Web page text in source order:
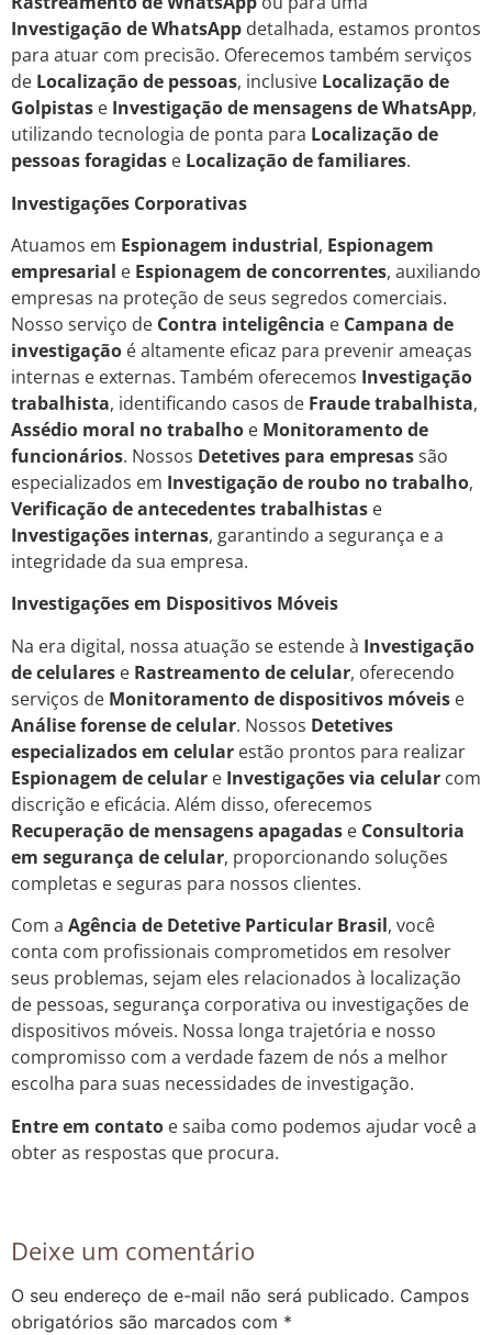
Investigação de WhatsApp detalhada, estamos prontos
para atuar com precisão. Oferecemos também serviços
de Localização de pessoas, inclusive Localização de
Golpistas e Investigação de mensagens de WhatsApp,
utilizando tecnologia de ponta para Localização de
pessoas foragidas e Localização de familiares.
Investigações Corporativas
Atuamos em Espionagem industrial, Espionagem
empresarial e Espionagem de concorrentes, auxiliando
empresas na proteção de seus segredos comerciais.
Nosso serviço de Contra inteligência e Campana de
investigação é altamente eficaz para prevenir ameaças
internas e externas. Também oferecemos Investigação
trabalhista, identificando casos de Fraude trabalhista,
Assédio moral no trabalho e Monitoramento de
funcionários. Nossos Detetives para empresassão
especializados em Investigação de roubo no trabalho,
Verificação de antecedentes trabalhistas e
Investigações internas, garantindo a segurança e a
integridade da sua empresa.
Investigações em Dispositivos Móveis
Na era digital, nossa atuação se estende à Investigação
de celulares e Rastreamento de celular, oferecendo
serviços de Monitoramento de dispositivos móveis e
Análise forense de celular. Nossos Detetives
especializados em celular estão prontos para realizar
Espionagem de celular e Investigações via celular com
discrição e eficácia. Além disso, oferecemos
Recuperação de mensagens apagadas e Consultoria
em segurança de celular, proporcionando soluções
completas e seguras para nossos clientes.
Com a Agência de Detetive Particular Brasil, você
conta com profissionais comprometidos em resolver
seus problemas, sejam eles relacionados à localização
de pessoas, segurança corporativa ou investigações de
dispositivos móveis. Nossa longa trajetória e nosso
compromisso com a verdade fazem de nós a melhor
escolha para suas necessidades de investigação.
Entre em contato e saiba como podemos ajudar você a
obter as respostas que procura.
Deixe um comentário
O seu endereço de e-mail não será publicado. Campos
obrigatórios são marcados com *